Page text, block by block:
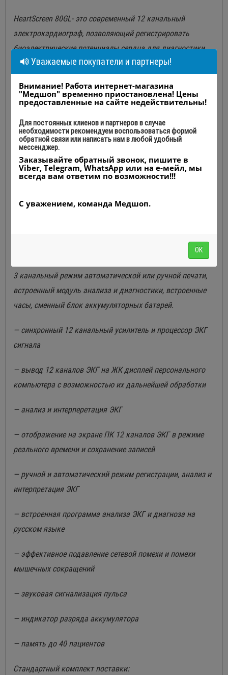
HeartScreen 80GL- это современный 12 канальный
электрокардиограф, позволяющий регистрировать
биоэлектрические потенциалы сердца для диагностики
сердечно-сосудистой системы человека, работающий от
последующей распечаткой на термопринтере. Прибор
имеет синхронный 12 канальный усилитель и процессор
ЭКГ сигнала. Высокоскоростная передача данных через
последовательный порт в персональный компьютер
обеспечивает отображение на экране ПК 12 каналов ЭКГ
в режиме реального времени с возможностью их
дальнейшей обработки.
Прибор прост в эксплуатации. Основные функции, выбор
3 канальный режим автоматической или ручной печати,
встроенный модуль анализа и диагностики, встроенные
часы, сменный блок аккумуляторных батарей.
— синхронный 12 канальный усилитель и процессор ЭКГ
сигнала
— вывод 12 каналов ЭКГ на ЖК дисплей персонального
компьютера с возможностью их дальнейшей обработки
— анализ и интерперетация ЭКГ
— отображение на экране ПК 12 каналов ЭКГ в режиме
реального времени и сохранение записей
— ручной и автоматический режим регистрации, анализ и
интерпретация ЭКГ
— встроенная программа анализа ЭКГ и диагноза на
русском языке
— эффективное подавление сетевой помехи и помехи
мышечных сокращений
— звуковая сигнализация пульса
— индикатор разряда аккумулятора
— память до 40 пациентов
Стандартный комплект поставки:
Уважаемые покупатели и партнеры!
Внимание! Работа интернет-магазина
"Медшоп" временно приостановлена! Цены
предоставленные на сайте недействительны!
Для постоянных клиенов и партнеров в случае
необходимости рекомендуем воспользоваться формой
обратной связи или написать нам в любой удобный
мессенджер.
Заказывайте обратный звонок, пишите в
Viber, Telegram, WhatsApp или на е-мейл, мы
всегда вам ответим по возможности!!!
С уважением, команда Медшоп.
ОК